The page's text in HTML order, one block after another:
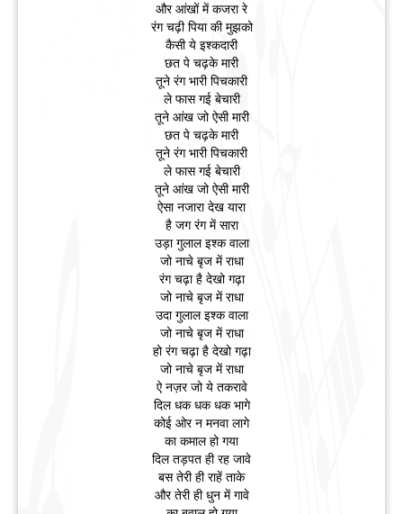
और आंखों में कजरा रे
रंग चढ़ी पिया की मुझको
कैसी ये इश्कदारी
छत पे चढ़के मारी
तूने रंग भारी पिचकारी
ले फास गई बेचारी
तूने आंख जो ऐसी मारी
छत पे चढ़के मारी
तूने रंग भारी पिचकारी
ले फास गई बेचारी
तूने आंख जो ऐसी मारी
ऐसा नजारा देख यारा
है जग रंग में सारा
उड़ा गुलाल इश्क वाला
जो नाचे बृज में राधा
रंग चढ़ा है देखो गढ़ा
जो नाचे बृज में राधा
उदा गुलाल इश्क वाला
जो नाचे बृज में राधा
हो रंग चढ़ा है देखो गढ़ा
जो नाचे बृज में राधा
ऐ नज़र जो ये तकरावे
दिल धक धक धक भागे
कोई ओर न मनवा लागे
का कमाल हो गया
दिल तड़पत ही रह जावे
बस तेरी ही राहें ताके
और तेरी ही धुन में गावे